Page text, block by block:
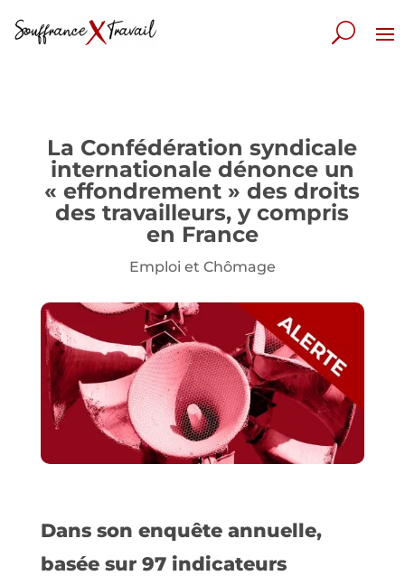
La Confédération syndicale
internationale dénonce un
« effondrement » des droits
des travailleurs, y compris
en France
Emploi et Chômage
Dans son enquête annuelle,
basée sur 97 indicateurs